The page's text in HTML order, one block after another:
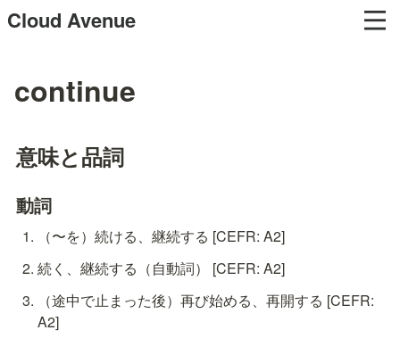
Cloud Avenue
continue
意味と品詞
動詞
（〜を）続ける、継続する [CEFR: A2]
続く、継続する（自動詞） [CEFR: A2]
（途中で止まった後）再び始める、再開する [CEFR:
A2]